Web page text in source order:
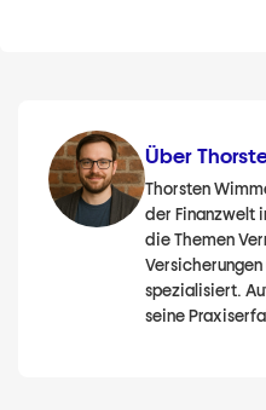
Über
Thorsten
der Finanzwelt
die Themen
spezialisiert.
seine